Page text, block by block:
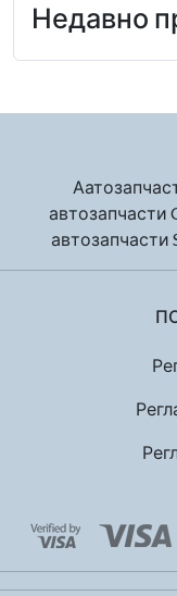
Недавно
автозапчасти
автозапчасти